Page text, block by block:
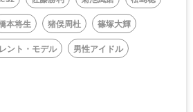
本将生 猪俣周杜
篠塚大輝
ント・モデル 男性アイドル